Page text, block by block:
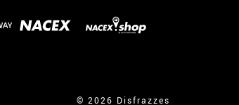
© 2026 Disfrazzes